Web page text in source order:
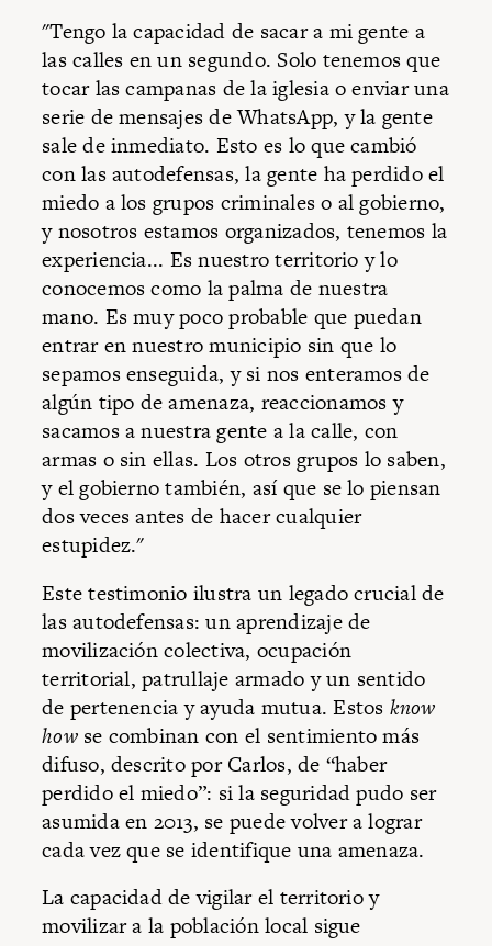
"Tengo la capacidad de sacar a mi gente a
las calles en un segundo. Solo tenemos que
tocar las campanas de la iglesia o enviar una
serie de mensajes de WhatsApp, y la gente
sale de inmediato. Esto es lo que cambió
con las autodefensas, la gente ha perdido el
miedo a los grupos criminales o al gobierno,
y nosotros estamos organizados, tenemos la
experiencia... Es nuestro territorio y lo
conocemos como la palma de nuestra
mano. Es muy poco probable que puedan
entrar en nuestro municipio sin que lo
sepamos enseguida, y si nos enteramos de
algún tipo de amenaza, reaccionamos y
sacamos a nuestra gente a la calle, con
armas o sin ellas. Los otros grupos lo saben,
y el gobierno también, así que se lo piensan
dos veces antes de hacer cualquier
estupidez."
Este testimonio ilustra un legado crucial de
las autodefensas: un aprendizaje de
movilización colectiva, ocupación
territorial, patrullaje armado y un sentido
de pertenencia y ayuda mutua. Estos know
howse combinan con el sentimiento más
difuso, descrito por Carlos, de “haber
perdido el miedo”: si la seguridad pudo ser
asumida en 2013, se puede volver a lograr
cada vez que se identifique una amenaza.
La capacidad de vigilar el territorio y
movilizar a la población local sigue